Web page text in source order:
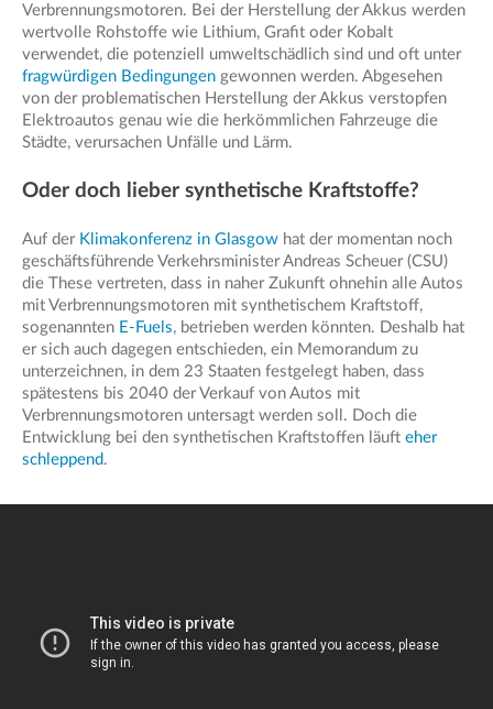
Verbrennungsmotoren. Bei der Herstellung der Akkus werden
wertvolle Rohstoffe wie Lithium, Grafit oder Kobalt
verwendet, die potenziell umweltschädlich sind und oft unter
fragwürdigen Bedingungen gewonnen werden. Abgesehen
von der problematischen Herstellung der Akkus verstopfen
Elektroautos genau wie die herkömmlichen Fahrzeuge die
Städte, verursachen Unfälle und Lärm.
Oder doch lieber synthetische Kraftstoffe?
Auf der Klimakonferenz in Glasgow hat der momentan noch
geschäftsführende Verkehrsminister Andreas Scheuer (CSU)
die These vertreten, dass in naher Zukunft ohnehin alle Autos
mit Verbrennungsmotoren mit synthetischem Kraftstoff,
sogenannten E-Fuels, betrieben werden könnten. Deshalb hat
er sich auch dagegen entschieden, ein Memorandum zu
unterzeichnen, in dem 23 Staaten festgelegt haben, dass
spätestens bis 2040 der Verkauf von Autos mit
Verbrennungsmotoren untersagt werden soll. Doch die
Entwicklung bei den synthetischen Kraftstoffen läuft eher
schleppend .